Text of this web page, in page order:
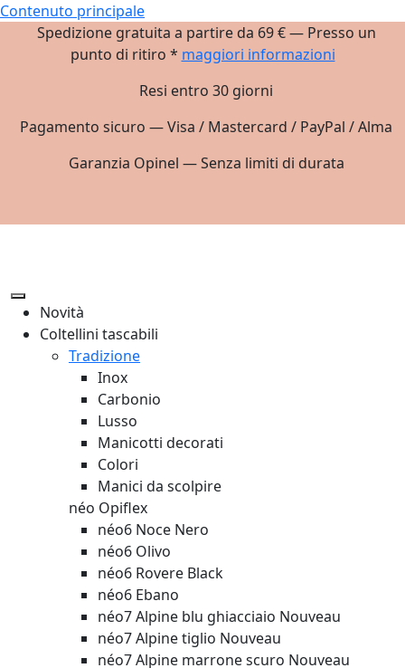
Contenuto principale
Spedizione gratuita a partire da 69 € — Presso un
punto di ritiro * maggiori informazioni
Resi entro 30 giorni
Pagamento sicuro — Visa / Mastercard / PayPal / Alma
Garanzia Opinel — Senza limiti di durata
Novità
Coltellini tascabili
Tradizione
Inox
Carbonio
Lusso
Manicotti decorati
Colori
Manici da scolpire
néo Opiflex
néo6 Noce Nero
néo6 Olivo
néo6 Rovere Black
néo6 Ebano
néo7 Alpine blu ghiacciaio Nouveau
néo7 Alpine tiglio Nouveau
néo7 Alpine marrone scuro Nouveau